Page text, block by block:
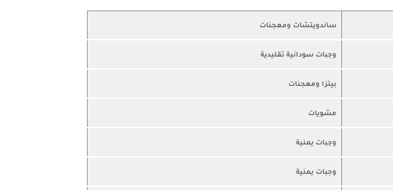
ساندويتشات ومعجنات
وجبات سودانية تقليدية
بيتزا ومعجنات
مشويات
وجبات يمنية
وجبات يمنية